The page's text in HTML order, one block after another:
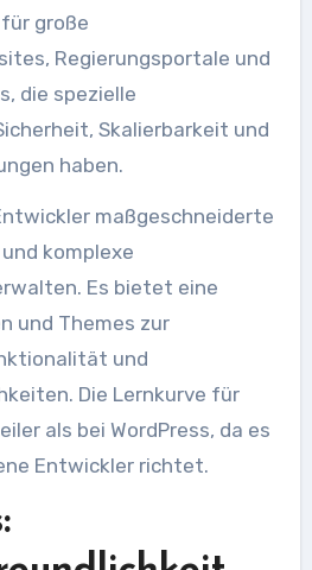
große
Regierungsportale und
die spezielle
Skalierbarkeit und
haben.
maßgeschneiderte
komplexe
Es bietet eine
und Themes zur
und
Die Lernkurve für
als bei WordPress, da es
Entwickler richtet.